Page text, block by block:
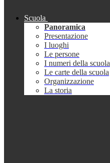
Scuola
Panoramica
Presentazione
I luoghi
Le persone
I numeri della scuola
Le carte della scuola
Organizzazione
La storia